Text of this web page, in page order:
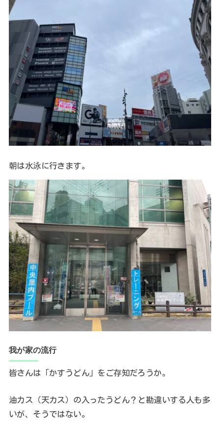
朝は水泳に行きます。
我が家の流行
皆さんは「かすうどん」をご存知だろうか。
油カス（天カス）の入ったうどん？と勘違いする人も多
いが、そうではない。